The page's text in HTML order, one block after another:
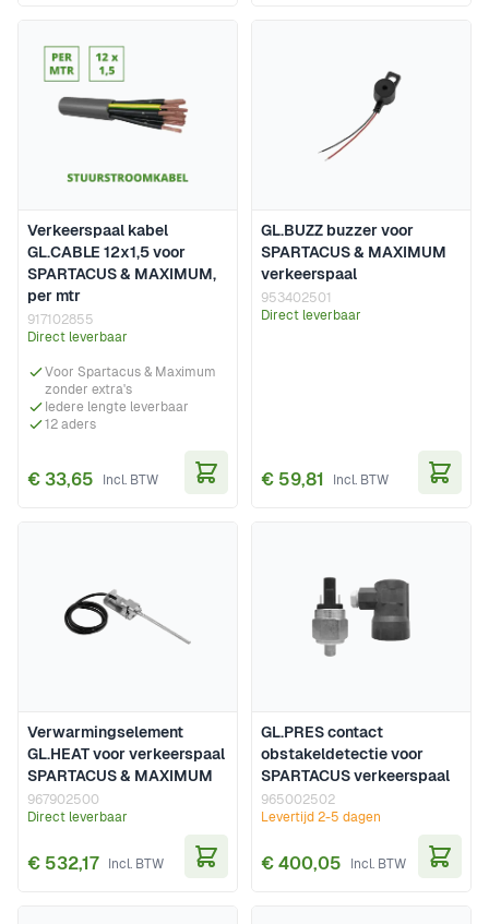
Verkeerspaal kabel
GL.CABLE 12x1,5 voor
SPARTACUS & MAXIMUM,
per mtr
917102855
Direct leverbaar
Voor Spartacus & Maximum
zonder extra's
Iedere lengte leverbaar
12 aders
€ 33,65
GL.BUZZ buzzer voor
SPARTACUS & MAXIMUM
verkeerspaal
953402501
Direct leverbaar
€ 59,81
Verwarmingselement
GL.HEAT voor verkeerspaal
SPARTACUS & MAXIMUM
967902500
Direct leverbaar
€ 532,17
GL.PRES contact
obstakeldetectie voor
SPARTACUS verkeerspaal
965002502
Levertijd 2-5 dagen
€ 400,05